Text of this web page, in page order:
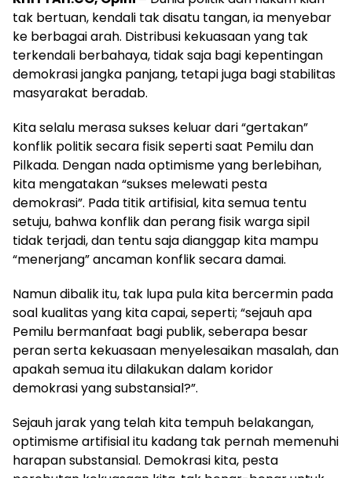
tak bertuan, kendali tak disatu tangan, ia menyebar
ke berbagai arah. Distribusi kekuasaan yang tak
terkendali berbahaya, tidak saja bagi kepentingan
demokrasi jangka panjang, tetapi juga bagi stabilitas
masyarakat beradab.
Kita selalu merasa sukses keluar dari “gertakan”
konflik politik secara fisik seperti saat Pemilu dan
Pilkada. Dengan nada optimisme yang berlebihan,
kita mengatakan “sukses melewati pesta
demokrasi”. Pada titik artifisial, kita semua tentu
setuju, bahwa konflik dan perang fisik warga sipil
tidak terjadi, dan tentu saja dianggap kita mampu
“menerjang” ancaman konflik secara damai.
Namun dibalik itu, tak lupa pula kita bercermin pada
soal kualitas yang kita capai, seperti; “sejauh apa
Pemilu bermanfaat bagi publik, seberapa besar
peran serta kekuasaan menyelesaikan masalah, dan
apakah semua itu dilakukan dalam koridor
demokrasi yang substansial?”.
Sejauh jarak yang telah kita tempuh belakangan,
optimisme artifisial itu kadang tak pernah memenuhi
harapan substansial. Demokrasi kita, pesta